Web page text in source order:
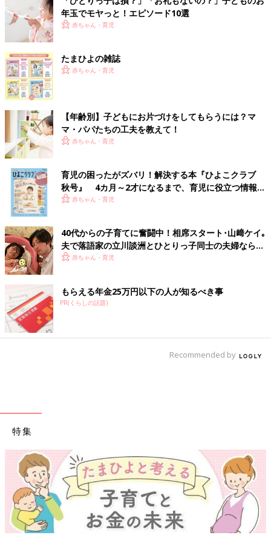
年玉でモヤっと！エピソード10選
赤ちゃん・育児
たまひよの雑誌
赤ちゃん・育児
【年齢別】子どもにお片づけをしてもらうには？マ
マ・パパたちの工夫を教えて！
赤ちゃん・育児
育児の困ったがズバリ！解決する本『ひよこクラブ
秋号』 4カ月～2才になるまで、育児に役立つ情報が
いっぱい！
赤ちゃん・育児
40代からの子育てに奮闘中！相席スタート･山﨑ケイ｡
夫で落語家の立川談洲とひとりっ子同士の夫婦ならで
はの不安とは･･･
赤ちゃん・育児
もらえる年金25万円以下の人が知るべき事
PR(くらしの話題)
Recommended by
特集